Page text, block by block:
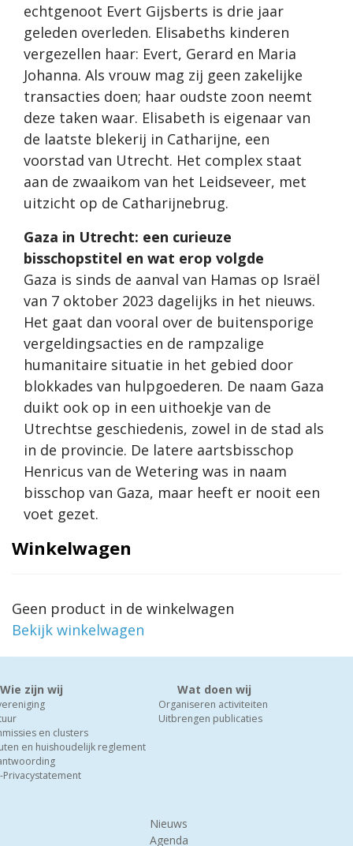
echtgenoot Evert Gijsberts is drie jaar
geleden overleden. Elisabeths kinderen
vergezellen haar: Evert, Gerard en Maria
Johanna. Als vrouw mag zij geen zakelijke
transacties doen; haar oudste zoon neemt
deze taken waar. Elisabeth is eigenaar van
de laatste blekerij in Catharijne, een
voorstad van Utrecht. Het complex staat
aan de zwaaikom van het Leidseveer, met
uitzicht op de Catharijnebrug.
Gaza in Utrecht: een curieuze
bisschopstitel en wat erop volgde
Gaza is sinds de aanval van Hamas op Israël
van 7 oktober 2023 dagelijks in het nieuws.
Het gaat dan vooral over de buitensporige
vergeldingsacties en de rampzalige
humanitaire situatie in het gebied door
blokkades van hulpgoederen. De naam Gaza
duikt ook op in een uithoekje van de
Utrechtse geschiedenis, zowel in de stad als
in de provincie. De latere aartsbisschop
Henricus van de Wetering was in naam
bisschop van Gaza, maar heeft er nooit een
voet gezet.
Winkelwagen
Geen product in de winkelwagen
Bekijk winkelwagen
Wie zijn wij
en clusters
en huishoudelijk reglement
Privacystatement
Wat doen wij
Organiseren activiteiten
Uitbrengen publicaties
Nieuws
Agenda